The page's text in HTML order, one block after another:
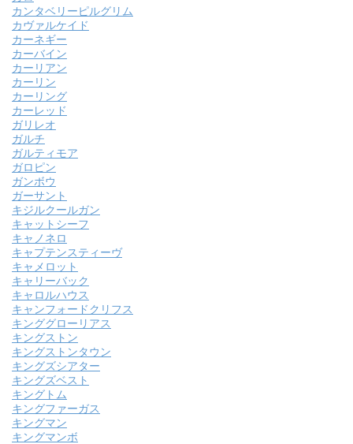
カンタベリーピルグリム
カヴァルケイド
カーネギー
カーバイン
カーリアン
カーリン
カーリング
カーレッド
ガリレオ
ガルチ
ガルティモア
ガロピン
ガンボウ
ガーサント
キジルクールガン
キャットシーフ
キャノネロ
キャプテンスティーヴ
キャメロット
キャリーバック
キャロルハウス
キャンフォードクリフス
キンググローリアス
キングストン
キングストンタウン
キングズシアター
キングズベスト
キングトム
キングファーガス
キングマン
キングマンボ